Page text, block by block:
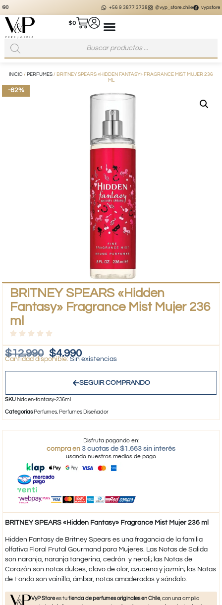
@vyp_store.chile vypstore.cl
$0
INICIO / PERFUMES / BRITNEY SPEARS «HIDDEN FANTASY» FRAGRANCE MIST MUJER 236
ML
-62%
BRITNEY SPEARS «Hidden
Fantasy» Fragrance Mist Mujer 236
ml
$12.990 $4.990Sin existencias
SEGUIR COMPRANDO
SKU hidden-fantasy-236ml
Categorías Perfumes, Perfumes Diseñador
Disfruta pagando en:
compra en 3 cuotas de $1.663 sin interés
usando nuestros medios de pago
BRITNEY SPEARS «Hidden Fantasy» Fragrance Mist Mujer 236 ml
Hidden Fantasy de Britney Spears es una fragancia de la familia
olfativa Floral Frutal Gourmand para Mujeres. Las Notas de Salida
son naranja, naranja tangerina, cedrón y neroli; las Notas de
Corazón son notas dulces, clavo de olor, azucena y jazmín; las Notas
de Fondo son vainilla, ámbar, notas amaderadas y sándalo.
VyP Storees tutienda de perfumes originales en Chile, con una amplia